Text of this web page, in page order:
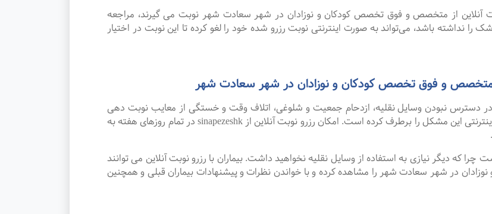
افرادی که به صورت آنلاین از متخصص و فوق تخصص کودکان و نوزادان در شهر سعادت شهر نوبت می گیرند، مراجعه
را نداشته باشد، می‌تواند به صورت اینترنتی نوبت رزرو شده خود را لغو کرده تا این نوبت در اختیار
متخصص و فوق تخصص کودکان و نوزادان در شهر سعادت شهر
دسترس نبودن وسایل نقلیه، ازدحام جمعیت و شلوغی، اتلاف وقت و خستگی از معایب نوبت دهی
سنتی بوده که پیشرفت علم و تکنولوژی و نوبت دهی اینترنتی این مشکل را برطرف کرده است. امکان رزرو نوبت آنلاین از sinapezeshk در تمام روزهای هفته به
که دیگر نیازی به استفاده از وسایل نقلیه نخواهید داشت. بیماران با رزرو نوبت آنلاین می توانند
در شهر سعادت شهر را مشاهده کرده و با خواندن نظرات و پیشنهادات بیماران قبلی و همچنین